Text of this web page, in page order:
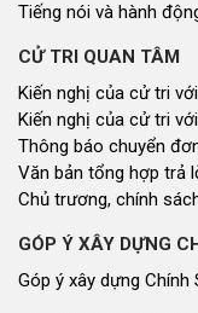
Tiếng nói và hành
CỬ TRI QUAN TÂM
Kiến nghị của cử tri
Kiến nghị của cử tri
Thông báo chuyển
Văn bản tổng hợp trả
Chủ trương, chính
GÓP Ý XÂY DỰNG
Góp ý xây dựng Chính